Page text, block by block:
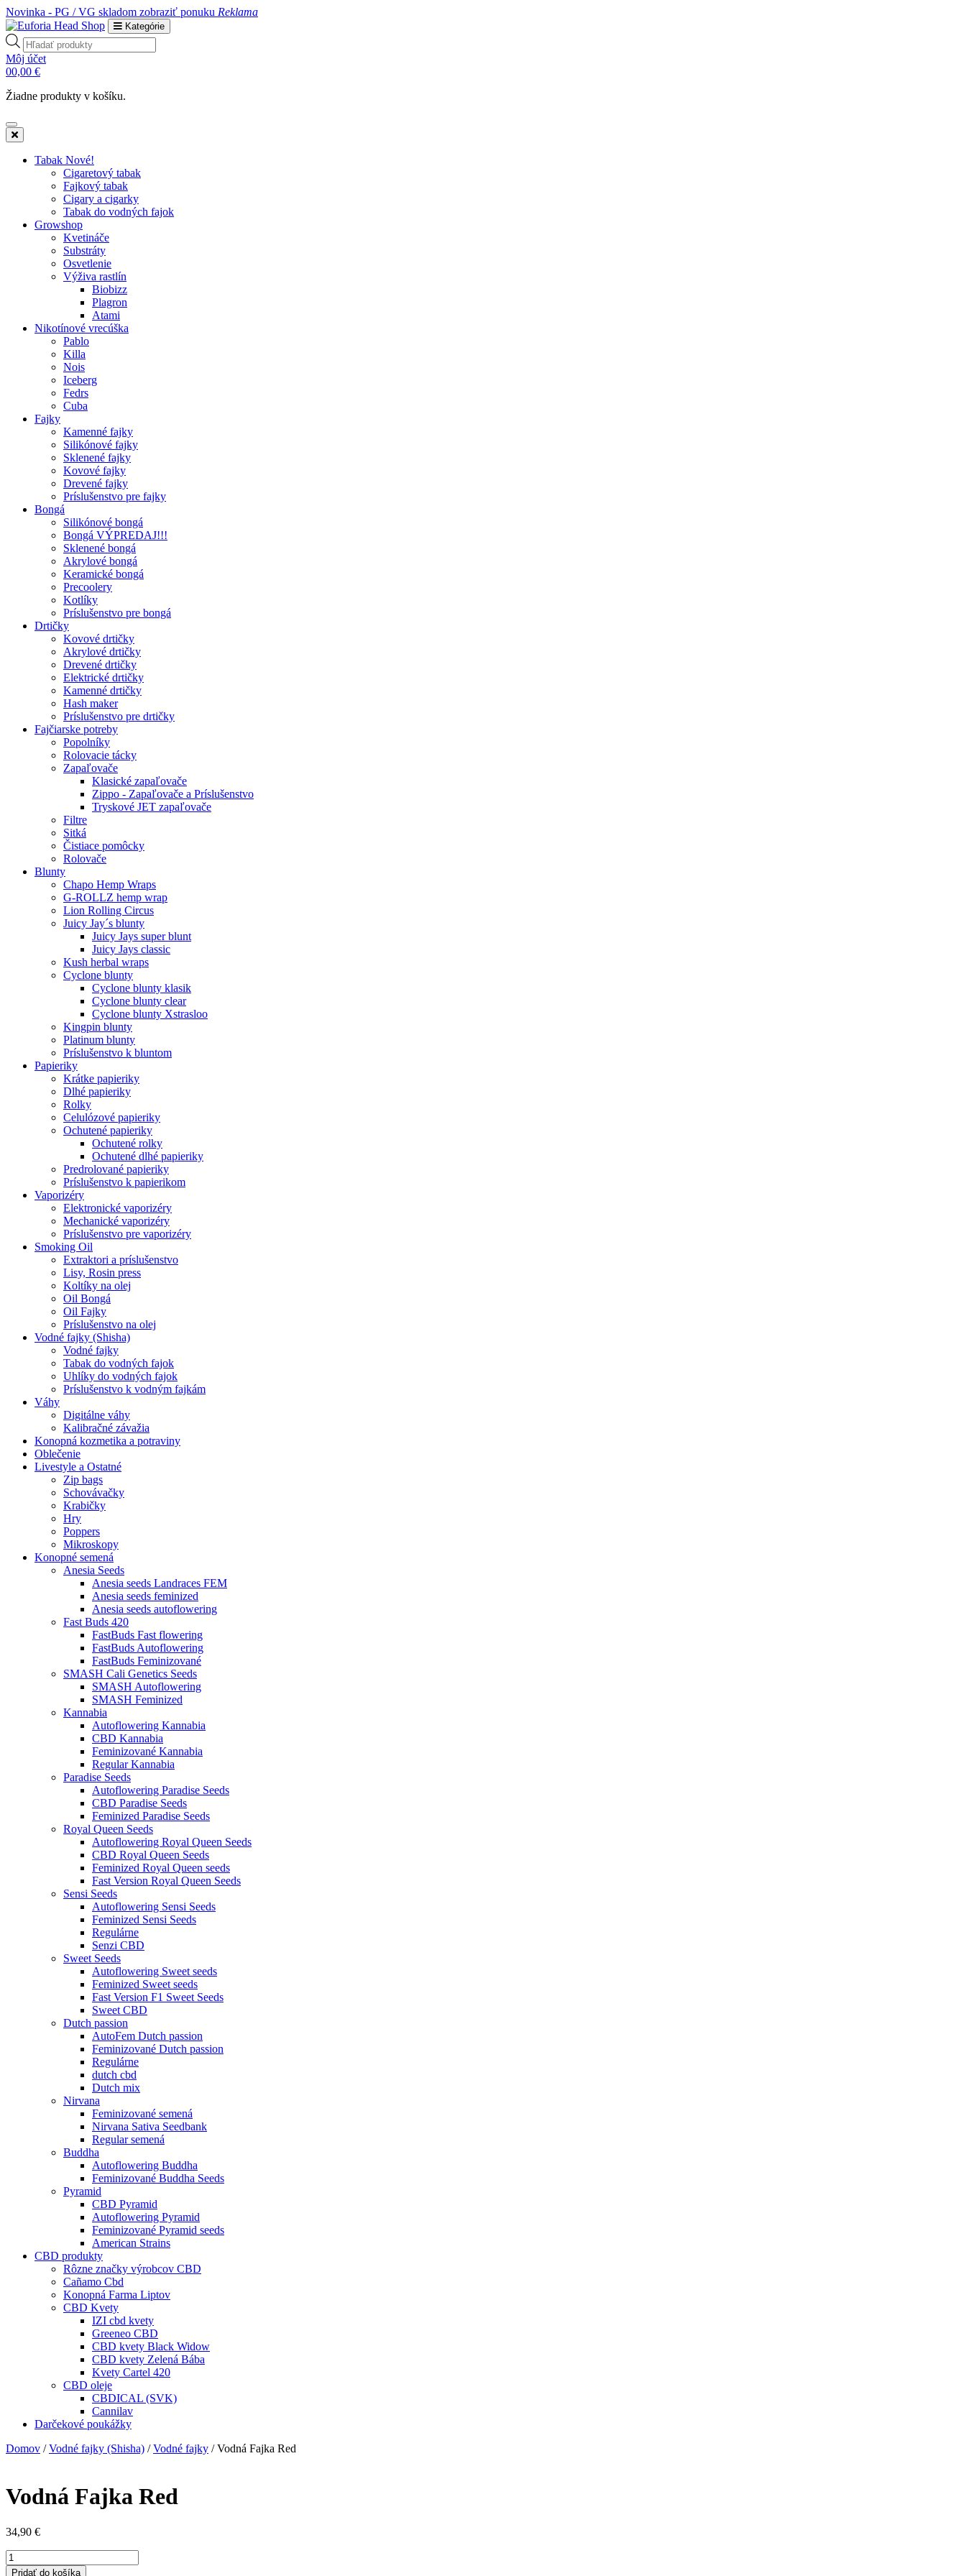
Novinka - PG / VG skladom zobraziť ponuku Reklama
Kategórie
Products
search
Môj účet
00,00 €
Žiadne produkty v košíku.
Tabak Nové!
Cigaretový tabak
Fajkový tabak
Cigary a cigarky
Tabak do vodných fajok
Growshop
Kvetináče
Substráty
Osvetlenie
Výživa rastlín
Biobizz
Plagron
Atami
Nikotínové vrecúška
Pablo
Killa
Nois
Iceberg
Fedrs
Cuba
Fajky
Kamenné fajky
Silikónové fajky
Sklenené fajky
Kovové fajky
Drevené fajky
Príslušenstvo pre fajky
Bongá
Silikónové bongá
Bongá VÝPREDAJ!!!
Sklenené bongá
Akrylové bongá
Keramické bongá
Precoolery
Kotlíky
Príslušenstvo pre bongá
Drtičky
Kovové drtičky
Akrylové drtičky
Drevené drtičky
Elektrické drtičky
Kamenné drtičky
Hash maker
Príslušenstvo pre drtičky
Fajčiarske potreby
Popolníky
Rolovacie tácky
Zapaľovače
Klasické zapaľovače
Zippo - Zapaľovače a Príslušenstvo
Tryskové JET zapaľovače
Filtre
Sitká
Čistiace pomôcky
Rolovače
Blunty
Chapo Hemp Wraps
G-ROLLZ hemp wrap
Lion Rolling Circus
Juicy Jay´s blunty
Juicy Jays super blunt
Juicy Jays classic
Kush herbal wraps
Cyclone blunty
Cyclone blunty klasik
Cyclone blunty clear
Cyclone blunty Xstrasloo
Kingpin blunty
Platinum blunty
Príslušenstvo k bluntom
Papieriky
Krátke papieriky
Dlhé papieriky
Rolky
Celulózové papieriky
Ochutené papieriky
Ochutené rolky
Ochutené dlhé papieriky
Predrolované papieriky
Príslušenstvo k papierikom
Vaporizéry
Elektronické vaporizéry
Mechanické vaporizéry
Príslušenstvo pre vaporizéry
Smoking Oil
Extraktori a príslušenstvo
Lisy, Rosin press
Koltíky na olej
Oil Bongá
Oil Fajky
Príslušenstvo na olej
Vodné fajky (Shisha)
Vodné fajky
Tabak do vodných fajok
Uhlíky do vodných fajok
Príslušenstvo k vodným fajkám
Váhy
Digitálne váhy
Kalibračné závažia
Konopná kozmetika a potraviny
Oblečenie
Livestyle a Ostatné
Zip bags
Schovávačky
Krabičky
Hry
Poppers
Mikroskopy
Konopné semená
Anesia Seeds
Anesia seeds Landraces FEM
Anesia seeds feminized
Anesia seeds autoflowering
Fast Buds 420
FastBuds Fast flowering
FastBuds Autoflowering
FastBuds Feminizované
SMASH Cali Genetics Seeds
SMASH Autoflowering
SMASH Feminized
Kannabia
Autoflowering Kannabia
CBD Kannabia
Feminizované Kannabia
Regular Kannabia
Paradise Seeds
Autoflowering Paradise Seeds
CBD Paradise Seeds
Feminized Paradise Seeds
Royal Queen Seeds
Autoflowering Royal Queen Seeds
CBD Royal Queen Seeds
Feminized Royal Queen seeds
Fast Version Royal Queen Seeds
Sensi Seeds
Autoflowering Sensi Seeds
Feminized Sensi Seeds
Regulárne
Senzi CBD
Sweet Seeds
Autoflowering Sweet seeds
Feminized Sweet seeds
Fast Version F1 Sweet Seeds
Sweet CBD
Dutch passion
AutoFem Dutch passion
Feminizované Dutch passion
Regulárne
dutch cbd
Dutch mix
Nirvana
Feminizované semená
Nirvana Sativa Seedbank
Regular semená
Buddha
Autoflowering Buddha
Feminizované Buddha Seeds
Pyramid
CBD Pyramid
Autoflowering Pyramid
Feminizované Pyramid seeds
American Strains
CBD produkty
Rôzne značky výrobcov CBD
Cañamo Cbd
Konopná Farma Liptov
CBD Kvety
IZI cbd kvety
Greeneo CBD
CBD kvety Black Widow
CBD kvety Zelená Bába
Kvety Cartel 420
CBD oleje
CBDICAL (SVK)
Cannilav
Darčekové poukážky
Domov /Vodné fajky (Shisha) /Vodné fajky / Vodná Fajka Red
Vodná Fajka Red
34,90 €
množstvo
Vodná
Pridať do košíka